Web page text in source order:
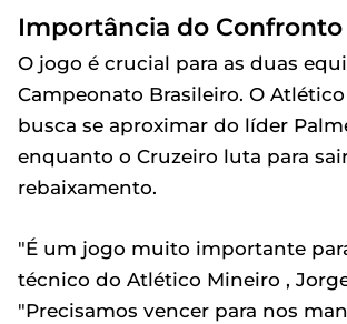
Importância do Confronto
O jogo é crucial para as duas
Campeonato Brasileiro. O
busca se aproximar do líder
enquanto o Cruzeiro luta para
rebaixamento.
"É um jogo muito importante
técnico do Atlético Mineiro ,
"Precisamos vencer para nos